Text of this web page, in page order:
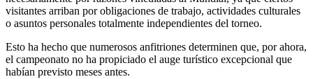
visitantes arriban por obligaciones de trabajo, actividades culturales
o asuntos personales totalmente independientes del torneo.
Esto ha hecho que numerosos anfitriones determinen que, por ahora,
el campeonato no ha propiciado el auge turístico excepcional que
habían previsto meses antes.